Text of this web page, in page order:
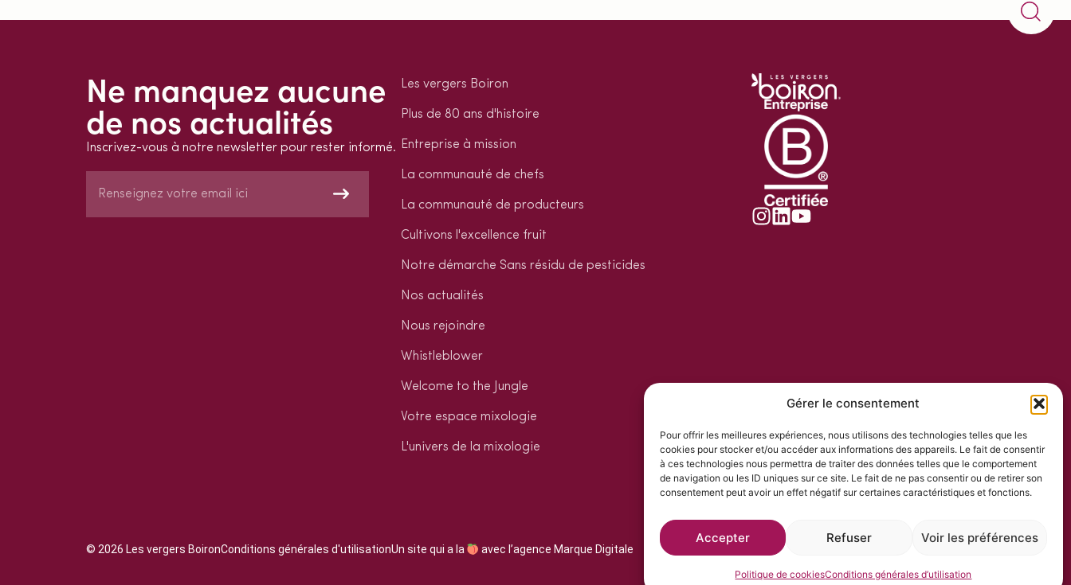
Gérer le consentement
Pour offrir les meilleures expériences, nous utilisons des technologies telles que les
cookies pour stocker et/ou accéder aux informations des appareils. Le fait de consentir
à ces technologies nous permettra de traiter des données telles que le comportement
de navigation ou les ID uniques sur ce site. Le fait de ne pas consentir ou de retirer son
consentement peut avoir un effet négatif sur certaines caractéristiques et fonctions.
Accepter Refuser Voir les préférences
Politique de cookiesConditions générales d’utilisation
Ne manquez aucune
de nos actualités
Inscrivez-vous à notre newsletter pour rester informé.
Les vergers Boiron
Plus de 80 ans d'histoire
Entreprise à mission
La communauté de chefs
La communauté de producteurs
Cultivons l'excellence fruit
Notre démarche Sans résidu de pesticides
Nos actualités
Nous rejoindre
Whistleblower
Welcome to the Jungle
Votre espace mixologie
L'univers de la mixologie
© 2026 Les vergers BoironConditions générales d'utilisationUn site qui a la avec l’agence Marque Digitale